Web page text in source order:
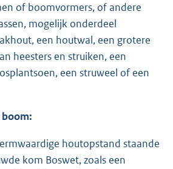
of boomvormers, of andere
mogelijk onderdeel
een houtwal, een grotere
heesters en struiken, een
een struweel of een
houtopstand staande
kom Boswet, zoals een